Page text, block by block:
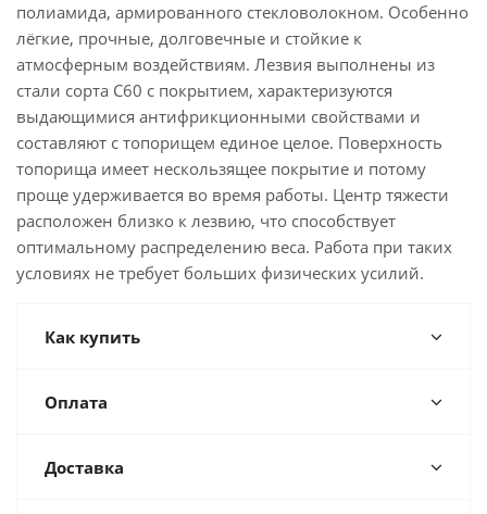
полиамида, армированного стекловолокном. Особенно
лёгкие, прочные, долговечные и стойкие к
атмосферным воздействиям. Лезвия выполнены из
стали сорта C60 с покрытием, характеризуются
выдающимися антифрикционными свойствами и
составляют с топорищем единое целое. Поверхность
топорища имеет нескользящее покрытие и потому
проще удерживается во время работы. Центр тяжести
расположен близко к лезвию, что способствует
оптимальному распределению веса. Работа при таких
условиях не требует больших физических усилий.
Как купить
Оплата
Доставка